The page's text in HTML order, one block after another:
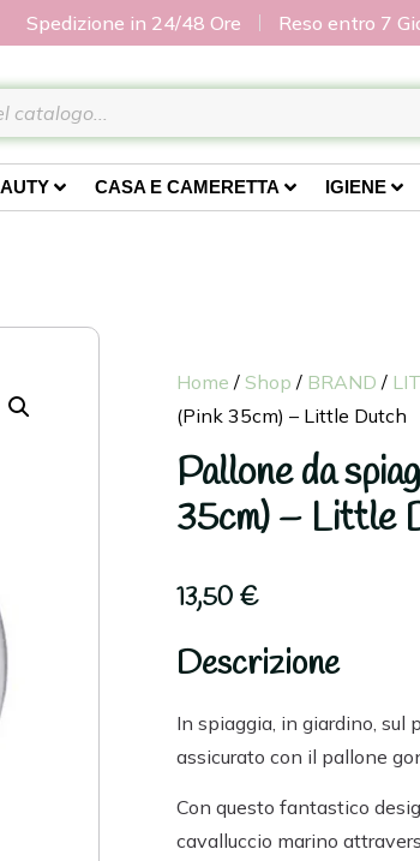
Spedizione in 24/48 Ore Reso entro 7
CASA E CAMERETTA IGIENE
Home / Shop / BRAND /
(Pink 35cm) – Little Dutch
Pallone da
35cm) – Little
13,50 €
Descrizione
In spiaggia, in giardino,
assicurato con il pallone
Con questo fantastico
cavalluccio marino